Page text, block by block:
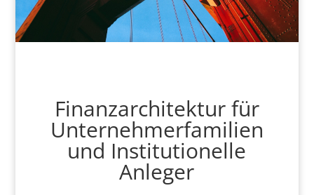
Finanzarchitektur für
Unternehmerfamilien
und Institutionelle
Anleger